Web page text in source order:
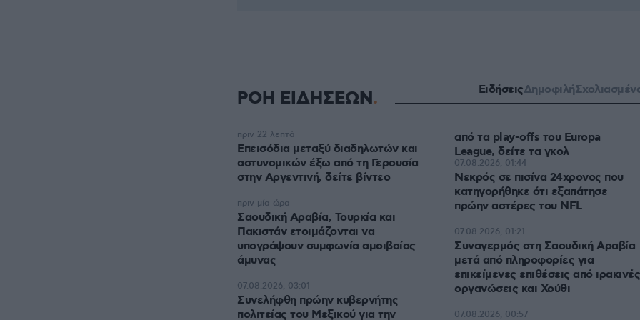
ΡΟΗ ΕΙΔΗΣΕΩΝ ΕιδήσειςΔημοφιλή
Επεισόδια μεταξύ διαδηλωτών και
αστυνομικών έξω από τη Γερουσία
στην Αργεντινή, δείτε βίντεο
πριν 22 λεπτά
Σαουδική Αραβία, Τουρκία και
Πακιστάν ετοιμάζονται να
υπογράψουν συμφωνία αμοιβαίας
άμυνας
πριν μία ώρα
Συνελήφθη πρώην κυβερνήτης
πολιτείας του Μεξικού για την
07.08.2026, 03:01
από τα play-offs του Europa
League, δείτε τα γκολ
Νεκρός σε πισίνα 24χρονος που
κατηγορήθηκε ότι εξαπάτησε
πρώην αστέρες του NFL
07.08.2026, 01:44
Συναγερμός στη Σαουδική Αραβία
μετά από πληροφορίες για
επικείμενες επιθέσεις από ιρακινές
οργανώσεις και Χούθι
07.08.2026, 01:21
07.08.2026, 00:57